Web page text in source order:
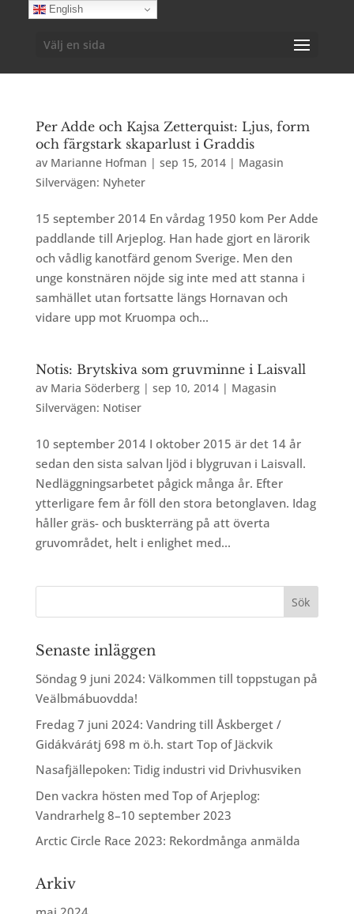
Välj en sida
Per Adde och Kajsa Zetterquist: Ljus, form
och färgstark skaparlust i Graddis
av Marianne Hofman | sep 15, 2014| Magasin
Silvervägen: Nyheter
15 september 2014 En vårdag 1950 kom Per Adde
paddlande till Arjeplog. Han hade gjort en lärorik
och vådlig kanotfärd genom Sverige. Men den
unge konstnären nöjde sig inte med att stanna i
samhället utan fortsatte längs Hornavan och
vidare upp mot Kruompa och...
Notis: Brytskiva som gruvminne i Laisvall
av Maria Söderberg| sep 10, 2014| Magasin
Silvervägen: Notiser
10 september 2014 I oktober 2015 är det 14 år
sedan den sista salvan ljöd i blygruvan i Laisvall.
Nedläggningsarbetet pågick många år. Efter
ytterligare fem år föll den stora betonglaven. Idag
håller gräs- och buskterräng på att överta
gruvområdet, helt i enlighet med...
Senaste inläggen
Söndag 9 juni 2024: Välkommen till toppstugan på
Veälbmábuovdda!
Fredag 7 juni 2024: Vandring till Åskberget /
Gidákvárátj 698 m ö.h. start Top of Jäckvik
Nasafjällepoken: Tidig industri vid Drivhusviken
Den vackra hösten med Top of Arjeplog:
Vandrarhelg 8–10 september 2023
Arctic Circle Race 2023: Rekordmånga anmälda
Arkiv
English